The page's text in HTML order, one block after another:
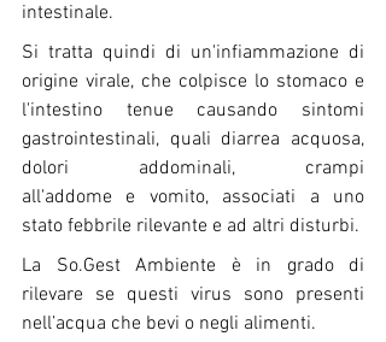
intestinale.
Si tratta quindi di un'infiammazione di
origine virale, che colpisce lo stomaco e
l'intestino tenue causando sintomi
gastrointestinali, quali diarrea acquosa,
dolori addominali, crampi
all'addome e vomito, associati a uno
stato febbrile rilevante e ad altri disturbi.
La So.Gest Ambiente è in grado di
rilevare se questi virus sono presenti
nell’acqua che bevi o negli alimenti.